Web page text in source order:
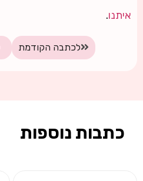
איתנו.
לכתבה הקודמת
כתבות נוספות